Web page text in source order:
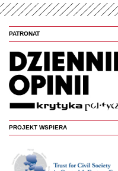
PATRONAT
PROJEKT WSPIERA